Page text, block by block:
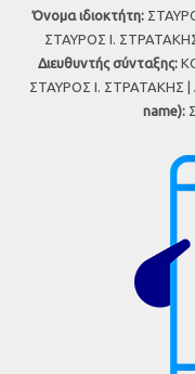
Όνομα ιδιοκτήτη:
ΣΤΑΥΡΟΣ Ι.
Διευθυντής σύνταξης:
ΣΤΑΥΡΟΣ Ι. ΣΤΡΑΤΑΚΗΣ |
name):